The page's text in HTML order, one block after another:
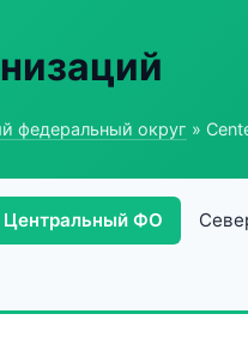
федеральный округ »
Центральный ФО